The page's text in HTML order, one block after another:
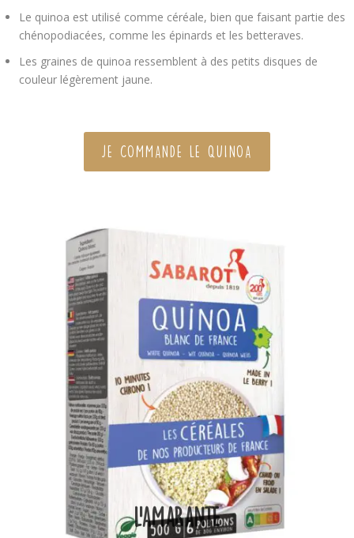
Le quinoa est utilisé comme céréale, bien que faisant partie des
chénopodiacées, comme les épinards et les betteraves.
Les graines de quinoa ressemblent à des petits disques de
couleur légèrement jaune.
JE COMMANDE LE QUINOA
L’amarante